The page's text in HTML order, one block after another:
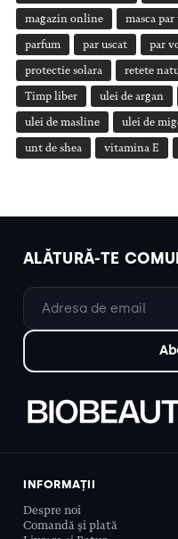
magazin online masca
parfum par uscat par
protectie solara retete
Timp liber ulei de argan
ulei de masline ulei de
unt de shea vitamina E
ALĂTURĂ-TE
INFORMAȚII
Despre noi
Comandă și plată